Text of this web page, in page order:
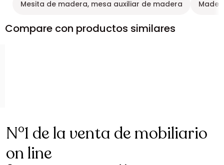
Mesita de madera, mesa auxiliar de madera Made
Compare con productos similares
N°1 de la venta de mobiliario
on line